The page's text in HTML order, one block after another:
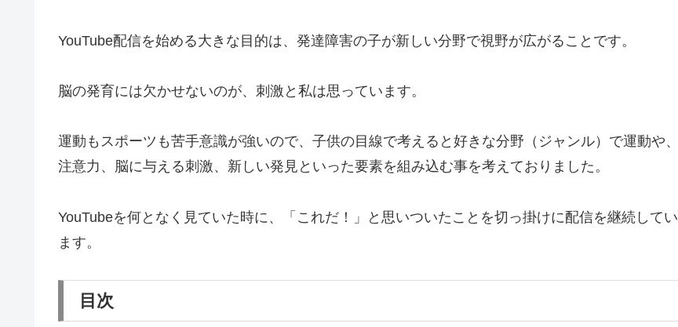
YouTube配信を始める大きな目的は、発達障害の子が新しい分野で視野が広がることです。
脳の発育には欠かせないのが、刺激と私は思っています。
運動もスポーツも苦手意識が強いので、子供の目線で考えると好きな分野（ジャンル）で運動や、
注意力、脳に与える刺激、新しい発見といった要素を組み込む事を考えておりました。
YouTubeを何となく見ていた時に、「これだ！」と思いついたことを切っ掛けに配信を継続してい
ます。
目次